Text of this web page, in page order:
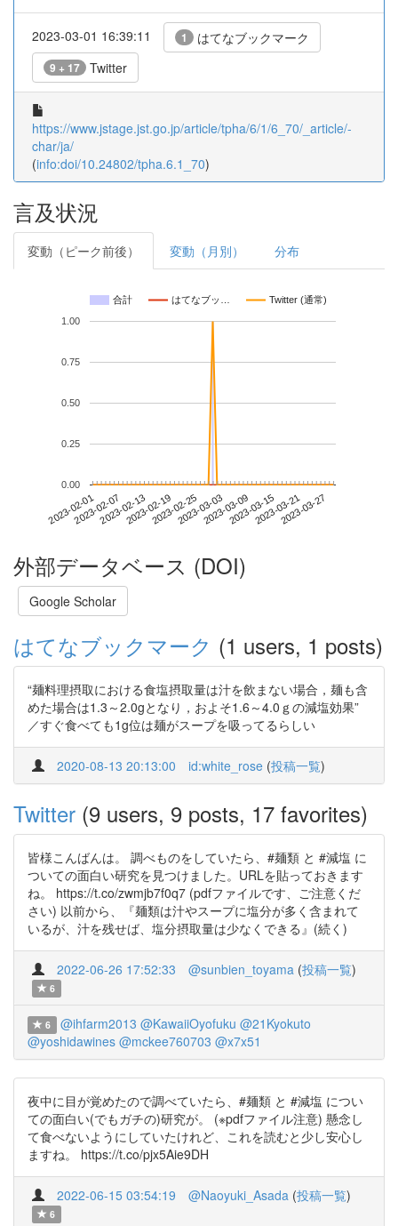
2023-03-01 16:39:11 1 はてなブックマーク
9 + 17 Twitter
https://www.jstage.jst.go.jp/article/tpha/6/1/6_70/_article/-
char/ja/
(info:doi/10.24802/tpha.6.1_70)
言及状況
変動（ピーク前後） 変動（月別） 分布
合計 はてなブッ… Twitter (通常)
2023-02-012023-02-072023-02-132023-02-192023-02-252023-03-032023-03-092023-03-152023-03-212023-03-27
0.00
0.25
0.50
0.75
1.00
外部データベース (DOI)
Google Scholar
はてなブックマーク (1 users, 1 posts)
“麺料理摂取における食塩摂取量は汁を飲まない場合，麺も含
めた場合は1.3～2.0gとなり，およそ1.6～4.0ｇの減塩効果”
／すぐ食べても1g位は麺がスープを吸ってるらしい
2020-08-13 20:13:00 id:white_rose (投稿一覧)
Twitter (9 users, 9 posts, 17 favorites)
皆様こんばんは。 調べものをしていたら、#麺類 と #減塩 に
ついての面白い研究を見つけました。URLを貼っておきます
ね。 https://t.co/zwmjb7f0q7 (pdfファイルです、ご注意くだ
さい) 以前から、『麺類は汁やスープに塩分が多く含まれて
いるが、汁を残せば、塩分摂取量は少なくできる』(続く)
2022-06-26 17:52:33 @sunbien_toyama (投稿一覧)
6
6 @ihfarm2013 @KawaiiOyofuku @21Kyokuto
@yoshidawines @mckee760703 @x7x51
夜中に目が覚めたので調べていたら、#麺類 と #減塩 につい
ての面白い(でもガチの)研究が。 (※pdfファイル注意) 懸念し
て食べないようにしていたけれど、これを読むと少し安心し
ますね。 https://t.co/pjx5Aie9DH
2022-06-15 03:54:19 @Naoyuki_Asada (投稿一覧)
6